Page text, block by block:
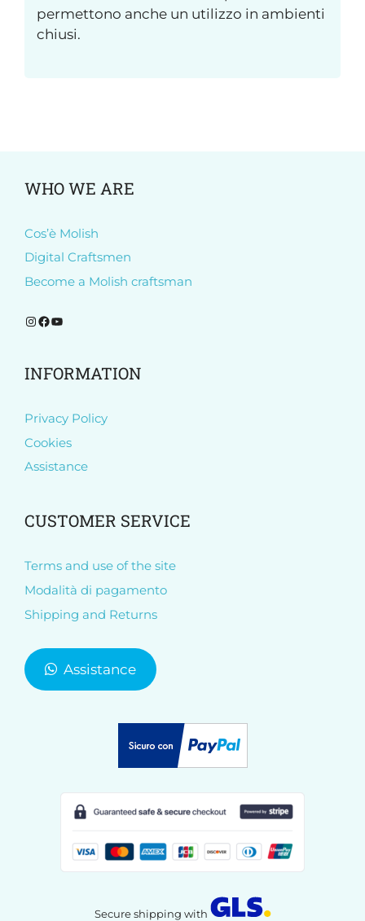
permettono anche un utilizzo in ambienti
chiusi.
WHO WE ARE
Cos’è Molish
Digital Craftsmen
Become a Molish craftsman
Follow Molish on Instagram
Follow Molish on Facebook
Subscribe to our YouTube channel
INFORMATION
Privacy Policy
Cookies
Assistance
CUSTOMER SERVICE
Terms and use of the site
Modalità di pagamento
Shipping and Returns
Assistance
Secure shipping with